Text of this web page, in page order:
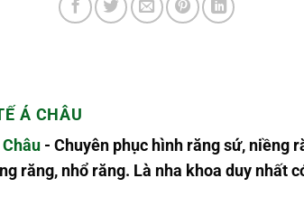
Á CHÂU
- Chuyên phục hình răng sứ, niềng
răng, nhổ răng. Là nha khoa duy nhất